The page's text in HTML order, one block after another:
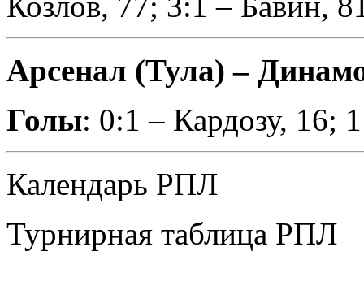
Арсенал (Тула) –
Голы: 0:1 – Кардозу, 16;
Календарь РПЛ
Турнирная таблица РПЛ